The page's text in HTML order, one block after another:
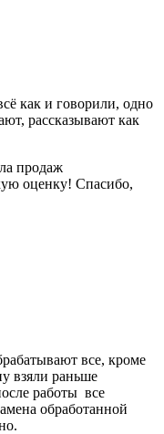
как и говорили, одно
рассказывают как
продаж
оценку! Спасибо,
все, кроме
взяли раньше
работы все
обработанной